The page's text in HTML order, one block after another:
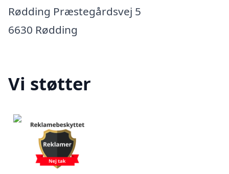
Rødding Præstegårdsvej 5
6630 Rødding
Vi støtter